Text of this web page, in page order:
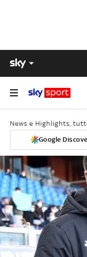
News e Highlights,
Google